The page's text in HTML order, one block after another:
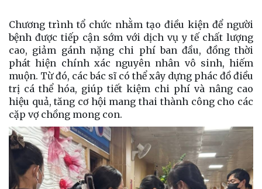
Chương trình tổ chức nhằm tạo điều kiện để người
bệnh được tiếp cận sớm với dịch vụ y tế chất lượng
cao, giảm gánh nặng chi phí ban đầu, đồng thời
phát hiện chính xác nguyên nhân vô sinh, hiếm
muộn. Từ đó, các bác sĩ có thể xây dựng phác đồ điều
trị cá thể hóa, giúp tiết kiệm chi phí và nâng cao
hiệu quả, tăng cơ hội mang thai thành công cho các
cặp vợ chồng mong con.